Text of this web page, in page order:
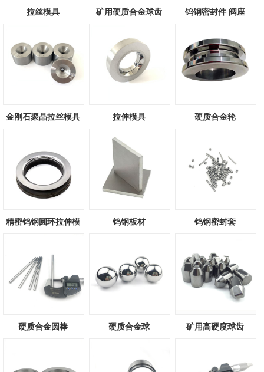
拉丝模具 矿用硬质合金球齿 钨钢密封件 阀座
金刚石聚晶拉丝模具 拉伸模具 硬质合金轮
精密钨钢圆环拉伸模 钨钢板材 钨钢密封套
硬质合金圆棒 硬质合金球 矿用高硬度球齿